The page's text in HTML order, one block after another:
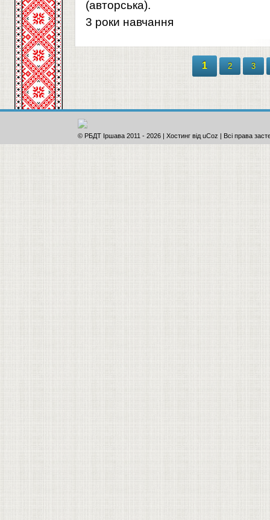
(авторська).
3 роки навчання
1 2 3
© РБДТ Іршава 2011 - 2026 | Хостинг від uCoz | Всі права